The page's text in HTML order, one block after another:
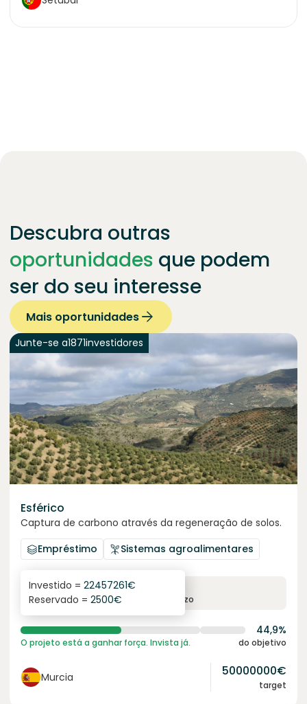
Descubra outras
oportunidades que podem
ser do seu interesse
Mais oportunidades
Junte-se a1871investidores
Esférico
Captura de carbono através da regeneração de solos.
Empréstimo
Sistemas agroalimentares
6.3%
juro anual prazo
Investido = 22457261€
Reservado = 2500€
44,9%
O projeto está a ganhar força. Invista já. do objetivo
Murcia 50000000€
target